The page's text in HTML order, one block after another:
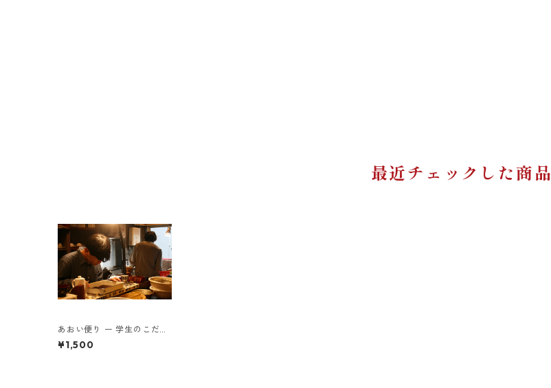
最近チェックした商品
あおい便り ー 学生のこだわ
りとともに届く、月に一度
の珈琲時間 ー100g×2種類
¥1,500